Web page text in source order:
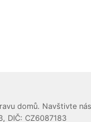
domů. Navštivte
DIČ: CZ6087183